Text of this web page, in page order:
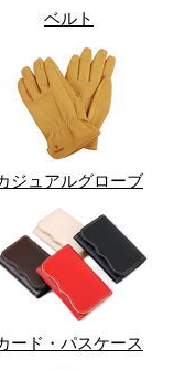
ベルト
ジュアルグローブ
ード・パスケース